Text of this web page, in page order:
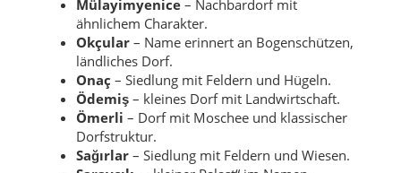
Mülayimyenice – Nachbardorf mit
ähnlichem Charakter.
Okçular – Name erinnert an Bogenschützen,
ländliches Dorf.
Onaç – Siedlung mit Feldern und Hügeln.
Ödemiş – kleines Dorf mit Landwirtschaft.
Ömerli – Dorf mit Moschee und klassischer
Dorfstruktur.
Sağırlar – Siedlung mit Feldern und Wiesen.